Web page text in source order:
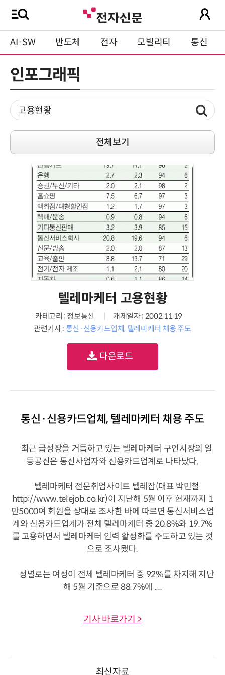
AI·SW 반도체 전자 모빌리티 통신
인포그래픽
전체보기
텔레마케터 고용현황
카테고리 : 정보통신
개제일자 : 2002.11.19
관련기사 : 통신·신용카드업체, 텔레마케터 채용 주도
다운로드
통신·신용카드업체, 텔레마케터 채용 주도
최근 급성장을 거듭하고 있는 텔레마케터 구인시장의 일
등공신은 통신사업자와 신용카드업계로 나타났다.
텔레마케터 전문취업사이트 텔레잡(대표 박민철
http://www.telejob.co.kr)이 지난해 5월 이후 현재까지 1
만5000여 회원을 상대로 조사한 바에 따르면 통신서비스업
계와 신용카드업계가 전체 텔레마케터 중 20.8%와 19.7%
를 고용하면서 텔레마케터 인력 활성화를 주도하고 있는 것
으로 조사됐다.
성별로는 여성이 전체 텔레마케터 중 92%를 차지해 지난
해 5월 기준으로 88.7%에 ....
기사 바로가기 >
최신자료